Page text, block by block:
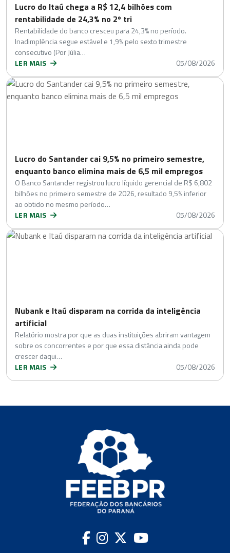
Lucro do Itaú chega a R$ 12,4 bilhões com
rentabilidade de 24,3% no 2º tri
Rentabilidade do banco cresceu para 24,3% no período.
Inadimplência segue estável e 1,9% pelo sexto trimestre
consecutivo (Por Júlia…
LER MAIS
05/08/2026
Lucro do Santander cai 9,5% no primeiro semestre,
enquanto banco elimina mais de 6,5 mil empregos
O Banco Santander registrou lucro líquido gerencial de R$ 6,802
bilhões no primeiro semestre de 2026, resultado 9,5% inferior
ao obtido no mesmo período…
LER MAIS
05/08/2026
Nubank e Itaú disparam na corrida da inteligência
artificial
Relatório mostra por que as duas instituições abriram vantagem
sobre os concorrentes e por que essa distância ainda pode
crescer daqui…
LER MAIS
05/08/2026